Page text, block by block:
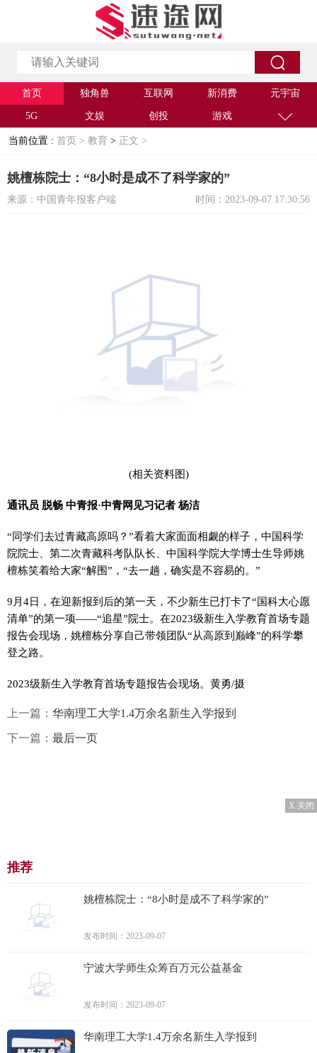
首页 独角兽 互联网 新消费 元宇宙
5G 文娱 创投 游戏
当前位置 : 首页 > 教育 > 正文 >
姚檀栋院士：“8小时是成不了科学家的”
来源：中国青年报客户端 时间：2023-09-07 17:30:56
(相关资料图)
通讯员 脱畅 中青报·中青网见习记者 杨洁
“同学们去过青藏高原吗？”看着大家面面相觑的样子，中国科学
院院士、第二次青藏科考队队长、中国科学院大学博士生导师姚
檀栋笑着给大家“解围”，“去一趟，确实是不容易的。”
9月4日，在迎新报到后的第一天，不少新生已打卡了“国科大心愿
清单”的第一项——“追星”院士。在2023级新生入学教育首场专题
报告会现场，姚檀栋分享自己带领团队“从高原到巅峰”的科学攀
登之路。
2023级新生入学教育首场专题报告会现场。黄勇/摄
上一篇： 华南理工大学1.4万余名新生入学报到
下一篇： 最后一页
X 关闭
推荐
姚檀栋院士：“8小时是成不了科学家的”
发布时间：2023-09-07
宁波大学师生众筹百万元公益基金
发布时间：2023-09-07
华南理工大学1.4万余名新生入学报到